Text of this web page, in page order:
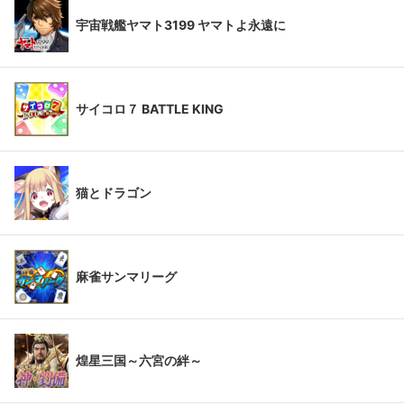
宇宙戦艦ヤマト3199 ヤマトよ永遠に
サイコロ７ BATTLE KING
猫とドラゴン
麻雀サンマリーグ
煌星三国～六宮の絆～